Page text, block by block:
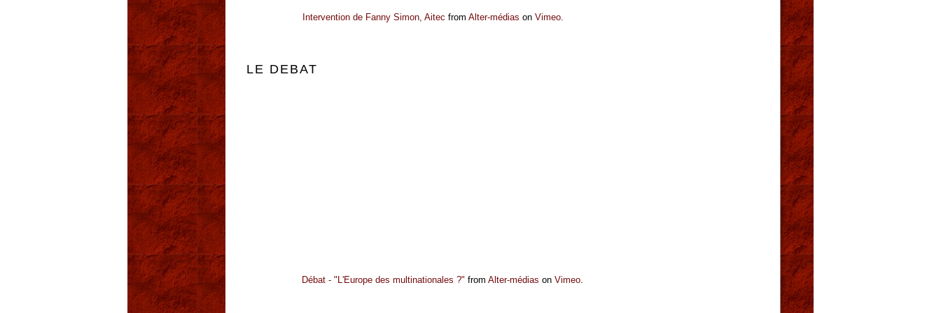
Intervention de Fanny Simon, Aitec from Alter-médias on Vimeo.
LE DEBAT
Débat - "L'Europe des multinationales ?" from Alter-médias on Vimeo.